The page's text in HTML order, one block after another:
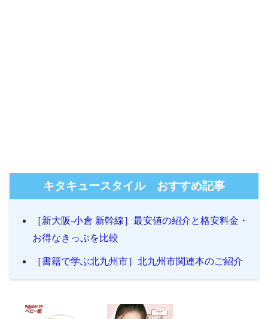
キタキュースタイル おすすめ記事
［新大阪-小倉 新幹線］最安値の紹介と格安料金・
お得なきっぷを比較
［書籍で学ぶ北九州市］北九州市関連本のご紹介